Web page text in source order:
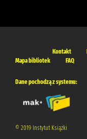
Kontakt
Mapa bibliotek
FAQ
Dane pochodzą z systemu:
© 2019 Instytut Książki